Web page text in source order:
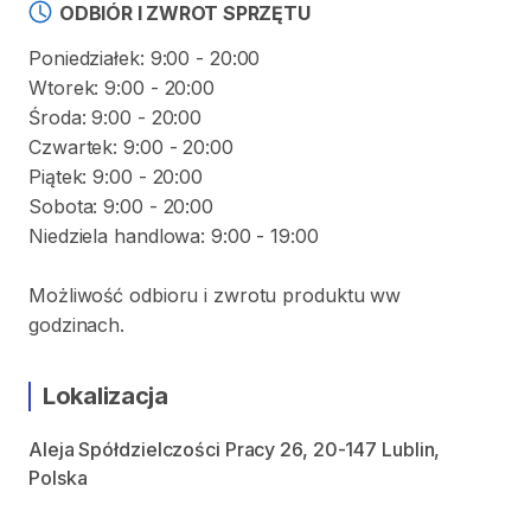
ODBIÓR I ZWROT SPRZĘTU
Poniedziałek: 9:00 - 20:00
Wtorek: 9:00 - 20:00
Środa: 9:00 - 20:00
Czwartek: 9:00 - 20:00
Piątek: 9:00 - 20:00
Sobota: 9:00 - 20:00
Niedziela handlowa: 9:00 - 19:00
Możliwość odbioru i zwrotu produktu ww
godzinach.
Lokalizacja
Aleja Spółdzielczości Pracy 26, 20-147 Lublin,
Polska